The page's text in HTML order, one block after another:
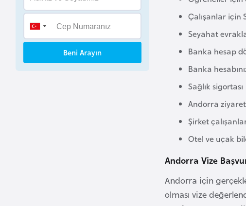
Çalışanlar için
Seyahat
Banka hesap
Banka
Sağlık sigortası
Andorra
Şirket
Otel ve uçak
Andorra Vize
Andorra için
olması vize
Beni Arayın
i
k